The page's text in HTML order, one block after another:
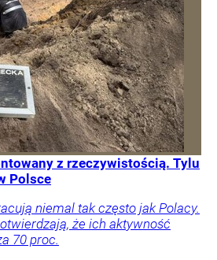
z rzeczywistością. Tylu
Polsce
niemal tak często jak Polacy.
że ich aktywność
70 proc.